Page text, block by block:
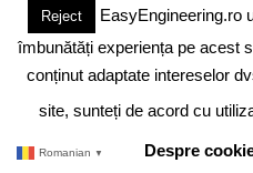
DESPRE NOI ABONAMENT
DESPRE COOKIES
TERMENI
Reject
EasyEngineering.ro
îmbunătăți experiența pe acest
conținut adaptate intereselor
site, sunteți de acord cu
Despre
Romanian ▼